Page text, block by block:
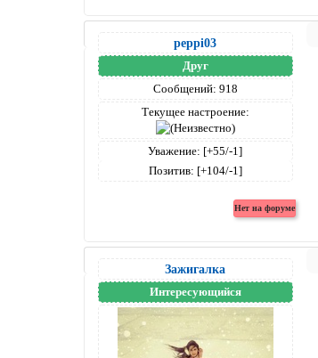
peppi03
Друг
Сообщений: 918
Текущее настроение:
Уважение: [+55/-1]
Позитив: [+104/-1]
Зажигалка
Интересующийся